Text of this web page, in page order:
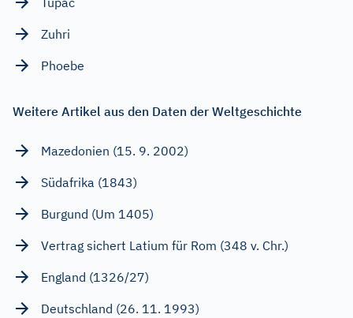
Zuhri
Phoebe
Weitere Artikel aus den Daten der Weltgeschichte
Mazedonien (15. 9. 2002)
Südafrika (1843)
Burgund (Um 1405)
Vertrag sichert Latium für Rom (348 v. Chr.)
England (1326/27)
Deutschland (26. 11. 1993)